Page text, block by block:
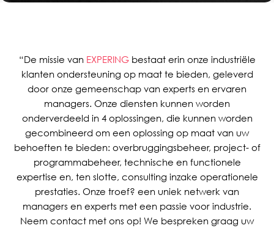
“De missie van EXPERINGbestaat erin onze industriële
klanten ondersteuning op maat te bieden, geleverd
door onze gemeenschap van experts en ervaren
managers. Onze diensten kunnen worden
onderverdeeld in 4 oplossingen, die kunnen worden
gecombineerd om een oplossing op maat van uw
behoeften te bieden: overbruggingsbeheer, project- of
programmabeheer, technische en functionele
expertise en, ten slotte, consulting inzake operationele
prestaties. Onze troef? een uniek netwerk van
managers en experts met een passie voor industrie.
Neem contact met ons op! We bespreken graag uw